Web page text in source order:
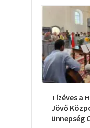
Tízéves a
Jövő
ünnepség